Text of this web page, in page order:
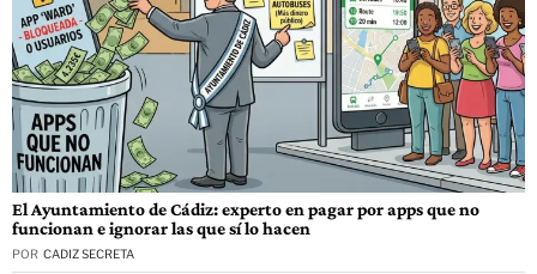
El Ayuntamiento de Cádiz: experto en pagar por apps que no
funcionan e ignorar las que sí lo hacen
POR CADIZ SECRETA